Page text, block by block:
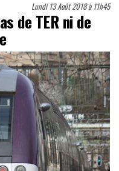
Lundi 13 Août 2018 à 11h45
de TER ni de